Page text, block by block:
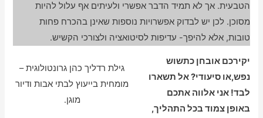
הטבעית. אך לא תמיד הדבר אפשרי ולעיתים אף עלול להיות
מסוכן. לכן יש לבדוק אפשרויות נוספות שאינן בהכרח פחות
טובות, אלא להיפך- עדיפות לסיטואציה ולצורכי הקשיש.
גילת רדליך כהן גרונטולוגית –
מומחית בייעוץ לבתי אבות ודיור
מוגן.
יקירכם אובחן כתשוש
נפש,או סיעודי? אל תשארו
לבד! אני אלווה אתכם
באופן צמוד בכל התהליך,